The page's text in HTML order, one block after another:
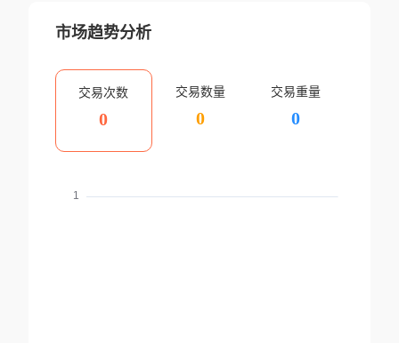
市场趋势分析
交易次数
0
交易数量
0
交易重量
0